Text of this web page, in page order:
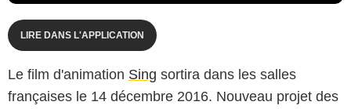
LIRE DANS L'APPLICATION
Le film d'animation Sing sortira dans les salles
françaises le 14 décembre 2016. Nouveau projet des